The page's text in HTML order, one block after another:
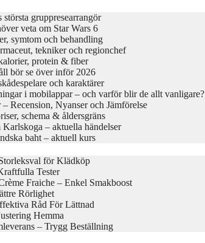
gruppresearrangör
veta om Star Wars 6
symtom och behandling
tekniker och regionchef
protein & fiber
bör se över inför 2026
och karaktärer
i mobilappar – och varför blir de allt vanligare?
Recension, Nyanser och Jämförelse
schema & åldersgräns
Karlskoga – aktuella händelser
baht – aktuell kurs
för Klädköp
Tester
Fraiche – Enkel Smakboost
Rörlighet
Råd För Lättnad
Hemma
– Trygg Beställning